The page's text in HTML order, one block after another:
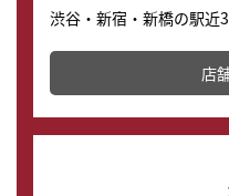
渋谷・新宿・新橋の駅近
店舗を併設しており、下
の購入もできます♪
店